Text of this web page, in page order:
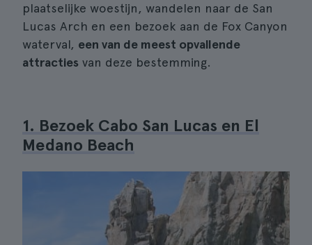
plaatselijke woestijn, wandelen naar de San
Lucas Arch en een bezoek aan de Fox Canyon
waterval, een van de meest opvallende
attracties van deze bestemming.
1. Bezoek Cabo San Lucas en El
Medano Beach